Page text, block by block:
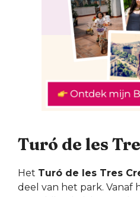
Turó de les
Het Turó de les Tres
deel van het park. Vanaf